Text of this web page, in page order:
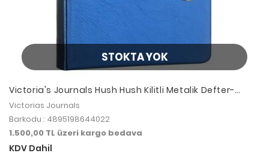
STOKTA YOK
Victoria's Journals Hush Hush Kilitli Metalik Defter-
kutulu- 80gr. 160 yp.Düz Metalik Mavi
Victorias Journals
Barkodu : 4895198644022
1.500,00 TL üzeri kargo bedava
KDV Dahil